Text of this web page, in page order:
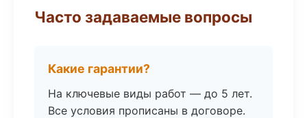
Часто задаваемые вопросы
Какие гарантии?
На ключевые виды работ — до 5 лет.
Все условия прописаны в договоре.